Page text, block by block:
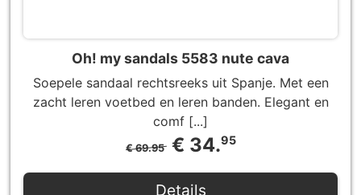
Oh! my sandals 5583 nute cava
Soepele sandaal rechtsreeks uit Spanje. Met een
zacht leren voetbed en leren banden. Elegant en
comf [...]
€ 69.95€ 34.95
Details